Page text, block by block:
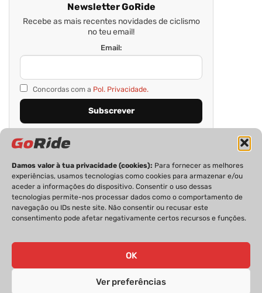
Damos valor à tua privacidade (cookies): Para fornecer as melhores
experiências, usamos tecnologias como cookies para armazenar e/ou
aceder a informações do dispositivo. Consentir o uso dessas
tecnologias permite-nos processar dados como o comportamento de
navegação ou IDs neste site. Não consentir ou recusar este
consentimento pode afetar negativamente certos recursos e funções.
OK
Ver preferências
Newsletter GoRide
Recebe as mais recentes novidades de ciclismo
no teu email!
Email:
Concordas com a Pol. Privacidade.
PRIVACIDADE FICHA TÉCNICA
ESTATUTO EDITORIAL